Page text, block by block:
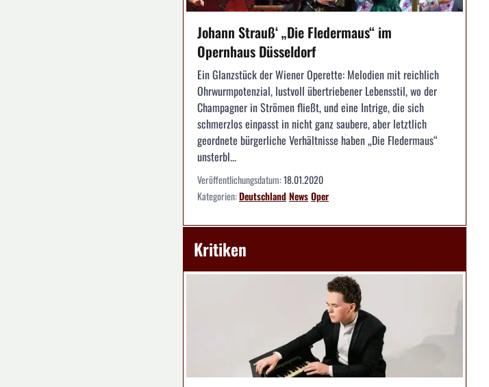
Johann Strauß‘ „Die Fledermaus“ im
Opernhaus Düsseldorf
Ein Glanzstück der Wiener Operette: Melodien mit reichlich
Ohrwurmpotenzial, lustvoll übertriebener Lebensstil, wo der
Champagner in Strömen fließt, und eine Intrige, die sich
schmerzlos einpasst in nicht ganz saubere, aber letztlich
geordnete bürgerliche Verhältnisse haben „Die Fledermaus“
unsterbl...
Veröffentlichungsdatum:18.01.2020
Kategorien:DeutschlandNewsOper
Kritiken